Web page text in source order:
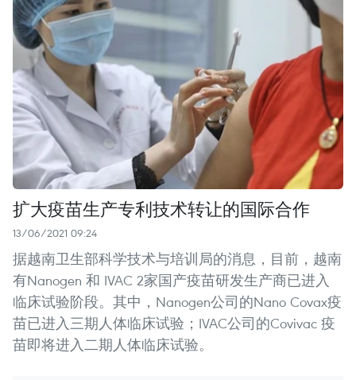
扩大疫苗生产专利技术转让的国际合作
13/06/2021 09:24
据越南卫生部科学技术与培训局的消息，目前，越南
有Nanogen 和 IVAC 2家国产疫苗研发生产商已进入
临床试验阶段。其中，Nanogen公司的Nano Covax疫
苗已进入三期人体临床试验；IVAC公司的Covivac 疫
苗即将进入二期人体临床试验。